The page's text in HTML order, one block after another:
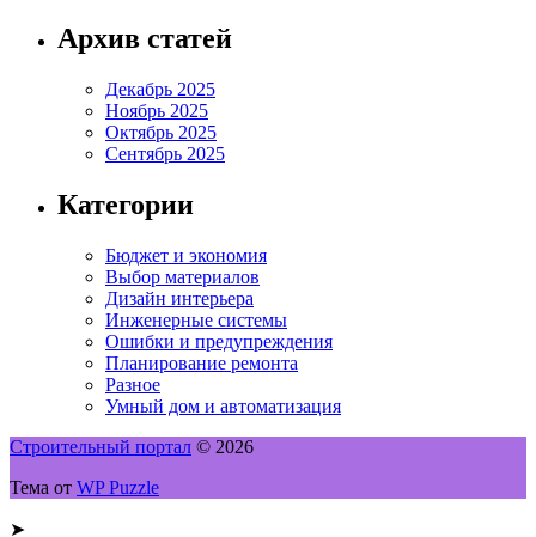
Архив статей
Декабрь 2025
Ноябрь 2025
Октябрь 2025
Сентябрь 2025
Категории
Бюджет и экономия
Выбор материалов
Дизайн интерьера
Инженерные системы
Ошибки и предупреждения
Планирование ремонта
Разное
Умный дом и автоматизация
Строительный портал © 2026
Тема от WP Puzzle
➤